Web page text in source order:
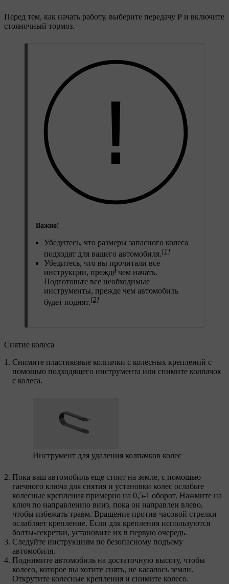
Перед тем, как начать работу, выберите передачу Р и включите
стояночный тормоз.
Важно!
Убедитесь, что размеры запасного колеса
подходят для вашего автомобиля.[1]
Убедитесь, что вы прочитали все
инструкции, прежде чем начать.
Подготовьте все необходимые
инструменты, прежде чем автомобиль
будет поднят.[2]
Снятие колеса
Снимите пластиковые колпачки с колесных креплений с
помощью подходящего инструмента или снимите колпачок
с колеса.
Инструмент для удаления колпачков колес
Пока ваш автомобиль еще стоит на земле, с помощью
гаечного ключа для снятия и установки колес ослабьте
колесные крепления примерно на 0,5-1 оборот. Нажмите на
ключ по направлению вниз, пока он направлен влево,
чтобы избежать травм. Вращение против часовой стрелки
ослабляет крепление. Если для крепления используются
болты-секретки, установите их в первую очередь.
Следуйте инструкциям по безопасному подъему
автомобиля.
Поднимите автомобиль на достаточную высоту, чтобы
колесо, которое вы хотите снять, не касалось земли.
Открутите колесные крепления и снимите колесо.
1